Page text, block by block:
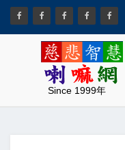
Since 1999年